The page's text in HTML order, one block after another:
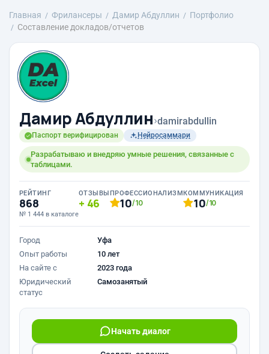
Главная Фрилансеры Дамир Абдуллин
Портфолио
Составление докладов/отчетов
Дамир Абдуллин›damirabdullin
Паспорт верифицирован Нейросаммари
Разрабатываю и внедряю умные решения, связанные с
таблицами.
РЕЙТИНГ
868
№ 1 444 в каталоге
ОТЗЫВЫ
46
ПРОФЕССИОНАЛИЗМ
10/10
КОММУНИКАЦИЯ
10/10
Город
Уфа
Опыт работы
10 лет
На сайте с
2023 года
Юридический
статус
Самозанятый
Начать диалог